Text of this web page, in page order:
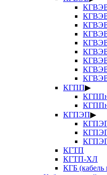
КГПП▶
КГПЭП▶
КГТП
КГТП-ХЛ
КГБ (кабель